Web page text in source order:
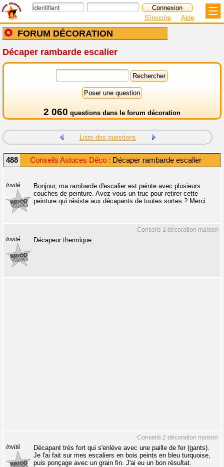
FORUM DÉCORATION
S'inscrire Aide
Décaper rambarde escalier
2 060 questions dans le forum décoration
Liste des questions
488 Conseils Astuces Déco : Décaper rambarde escalier
Invité
Bonjour, ma rambarde d'escalier est peinte avec plusieurs
couches de peinture. Avez-vous un truc pour retirer cette
peinture qui résiste aux décapants de toutes sortes ? Merci.
Conseils 1 décoration maison
Invité Décapeur thermique.
Conseils 2 décoration maison
Invité
Décapant trés fort qui s'enléve avec une paille de fer (gants).
Je l'ai fait sur mes escaliers en bois peints en bleu turquoise,
puis ponçage avec un grain fin. J'ai eu un bon résultat.